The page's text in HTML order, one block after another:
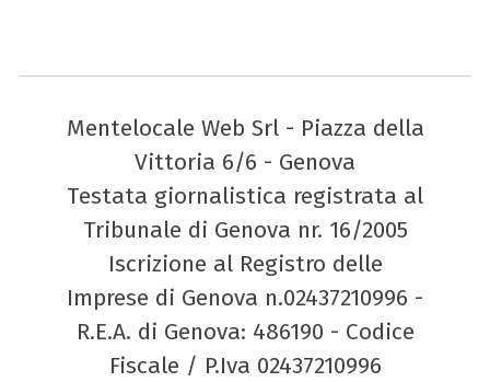
Mentelocale Web Srl - Piazza della
Vittoria 6/6 - Genova
Testata giornalistica registrata al
Tribunale di Genova nr. 16/2005
Iscrizione al Registro delle
Imprese di Genova n.02437210996 -
R.E.A. di Genova: 486190 - Codice
Fiscale / P.Iva 02437210996